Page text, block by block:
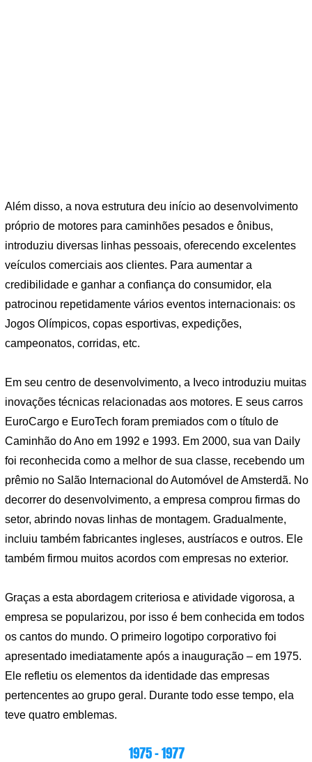
Além disso, a nova estrutura deu início ao desenvolvimento
próprio de motores para caminhões pesados ​​e ônibus,
introduziu diversas linhas pessoais, oferecendo excelentes
veículos comerciais aos clientes. Para aumentar a
credibilidade e ganhar a confiança do consumidor, ela
patrocinou repetidamente vários eventos internacionais: os
Jogos Olímpicos, copas esportivas, expedições,
campeonatos, corridas, etc.
Em seu centro de desenvolvimento, a Iveco introduziu muitas
inovações técnicas relacionadas aos motores. E seus carros
EuroCargo e EuroTech foram premiados com o título de
Caminhão do Ano em 1992 e 1993. Em 2000, sua van Daily
foi reconhecida como a melhor de sua classe, recebendo um
prêmio no Salão Internacional do Automóvel de Amsterdã. No
decorrer do desenvolvimento, a empresa comprou firmas do
setor, abrindo novas linhas de montagem. Gradualmente,
incluiu também fabricantes ingleses, austríacos e outros. Ele
também firmou muitos acordos com empresas no exterior.
Graças a esta abordagem criteriosa e atividade vigorosa, a
empresa se popularizou, por isso é bem conhecida em todos
os cantos do mundo. O primeiro logotipo corporativo foi
apresentado imediatamente após a inauguração – em 1975.
Ele refletiu os elementos da identidade das empresas
pertencentes ao grupo geral. Durante todo esse tempo, ela
teve quatro emblemas.
1975 – 1977